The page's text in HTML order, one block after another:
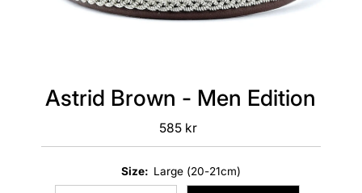
Astrid Brown - Men Edition
Regular
Price
585 kr
Size: Large (20-21cm)